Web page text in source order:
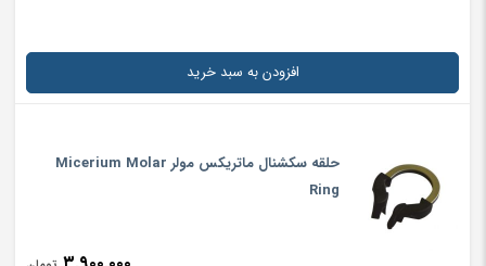
افزودن به سبد خرید
حلقه سکشنال ماتریکس مولر Micerium Molar
Ring